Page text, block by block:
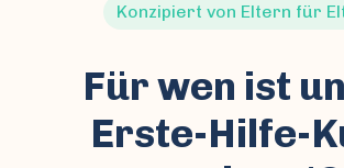
Konzipiert von Eltern für
Für wen ist
Erste-Hilfe-